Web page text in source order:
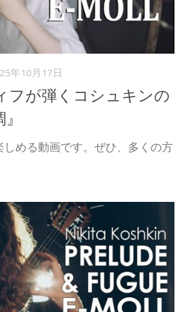
年10月17日
フが弾くコシュキンの
める動画です。ぜひ、多くの方